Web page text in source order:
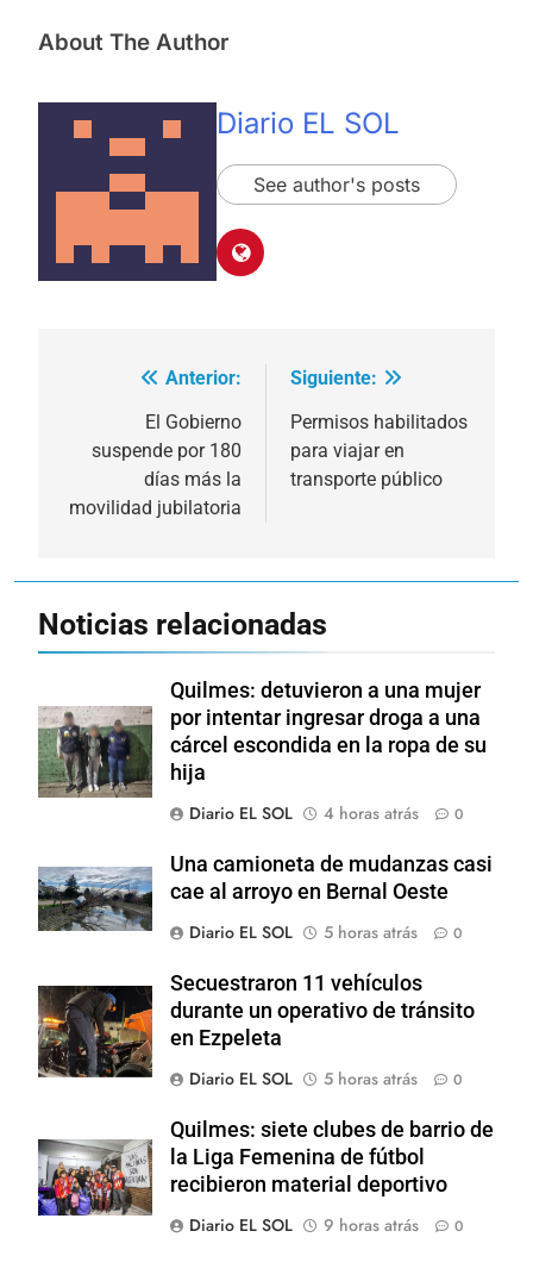
About The Author
Diario EL SOL
See author's posts
Navegación
entradas
Anterior:
El Gobierno
suspende por 180
días más la
movilidad jubilatoria
Siguiente:
Permisos habilitados
para viajar en
transporte público
Noticias relacionadas
Quilmes: detuvieron a una mujer
por intentar ingresar droga a una
cárcel escondida en la ropa de su
hija
Diario EL SOL
4 horas atrás 0
Una camioneta de mudanzas casi
cae al arroyo en Bernal Oeste
Diario EL SOL
5 horas atrás 0
Secuestraron 11 vehículos
durante un operativo de tránsito
en Ezpeleta
Diario EL SOL
5 horas atrás 0
Quilmes: siete clubes de barrio de
la Liga Femenina de fútbol
recibieron material deportivo
Diario EL SOL
9 horas atrás 0